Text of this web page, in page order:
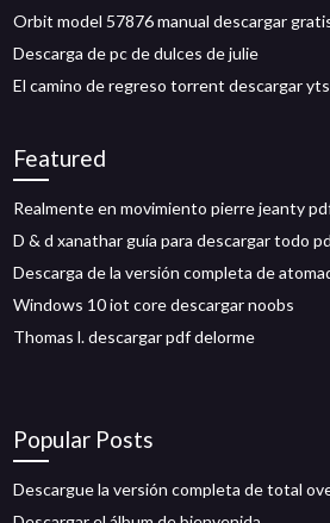
Orbit model 57876 manual descargar
Descarga de pc de dulces de julie
El camino de regreso torrent descargar yts
Featured
Realmente en movimiento pierre jeanty
D & d xanathar guía para descargar todo
Descarga de la versión completa de
Windows 10 iot core descargar noobs
Thomas l. descargar pdf delorme
Popular Posts
Descargue la versión completa de total